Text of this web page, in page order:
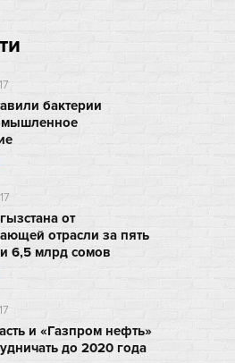
бактерии
от
отрасли за пять
6,5 млрд сомов
и «Газпром нефть»
до 2020 года